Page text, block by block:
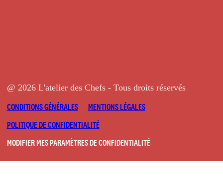
@ 2026 L'atelier des Chefs - Tous droits réservés
CONDITIONS GÉNÉRALES
MENTIONS LÉGALES
POLITIQUE DE CONFIDENTIALITÉ
MODIFIER MES PARAMÈTRES DE CONFIDENTIALITÉ